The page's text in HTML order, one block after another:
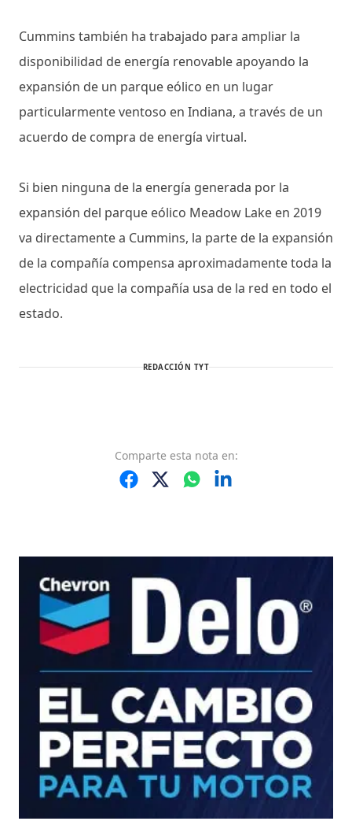
Cummins también ha trabajado para ampliar la
disponibilidad de energía renovable apoyando la
expansión de un parque eólico en un lugar
particularmente ventoso en Indiana, a través de un
acuerdo de compra de energía virtual.
Si bien ninguna de la energía generada por la
expansión del parque eólico Meadow Lake en 2019
va directamente a Cummins, la parte de la expansión
de la compañía compensa aproximadamente toda la
electricidad que la compañía usa de la red en todo el
estado.
REDACCIÓN TYT
Comparte esta nota en: